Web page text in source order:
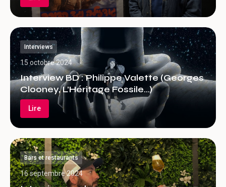
Interviews
15 octobre 2024
Interview BD : Philippe Valette (Georges
Clooney, L’Héritage Fossile…)
Lire
Bars et restaurants
16 septembre 2024